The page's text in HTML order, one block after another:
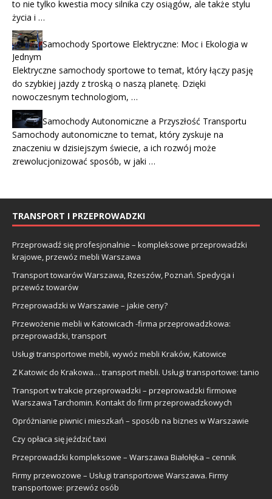
to nie tylko kwestia mocy silnika czy osiągów, ale także stylu
życia i …
Samochody Sportowe Elektryczne: Moc i Ekologia w
Jednym
Elektryczne samochody sportowe to temat, który łączy pasję
do szybkiej jazdy z troską o naszą planetę. Dzięki
nowoczesnym technologiom, …
Samochody Autonomiczne a Przyszłość Transportu
Samochody autonomiczne to temat, który zyskuje na
znaczeniu w dzisiejszym świecie, a ich rozwój może
zrewolucjonizować sposób, w jaki …
TRANSPORT I PRZEPROWADZKI
Przeprowadź się profesjonalnie – kompleksowe przeprowadzki
krajowe, przewóz mebli Warszawa
Transport towarów Warszawa, Rzeszów, Poznań. Spedycja i
przewóz towarów
Przeprowadzki w Warszawie – jakie ceny?
Przewożenie mebli w Katowicach -firma przeprowadzkowa:
przeprowadzki, transport
Usługi transportowe mebli, wywóz mebli Kraków, Katowice
Z Katowic do Krakowa… transport mebli. Usługi transportowe: tanio
Transport w trakcie przeprowadzki – przeprowadzki firmowe
Warszawa Tarchomin. Kontakt do firm przeprowadzkowych
Opróżnianie piwnic i mieszkań – sposób na biznes w Warszawie
Czy opłaca się jeździć taxi
Przeprowadzki kompleksowe – Warszawa Białołęka – cennik
Firmy przewozowe – Usługi transportowe Warszawa. Firmy
transportowe: przewóz osób